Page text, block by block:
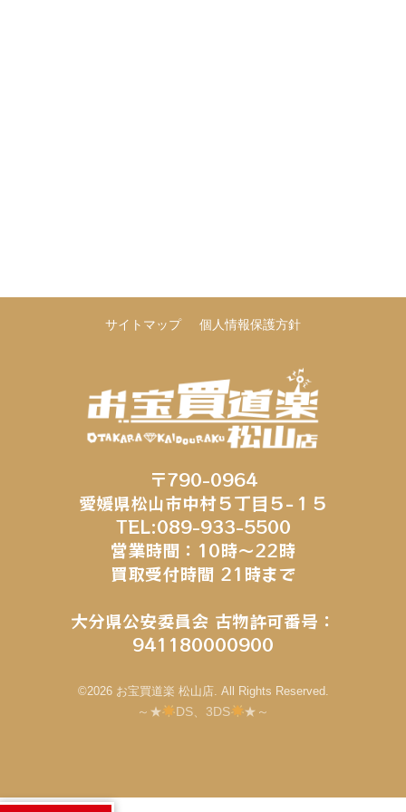
サイトマップ 個人情報保護方針
〒790-0964
愛媛県松山市中村５丁目５−１５
TEL:089-933-5500
営業時間：10時～22時
買取受付時間 21時まで
大分県公安委員会 古物許可番号：
941180000900
©2026 お宝買道楽 松山店. All Rights Reserved.
～★
DS、3DS ★～